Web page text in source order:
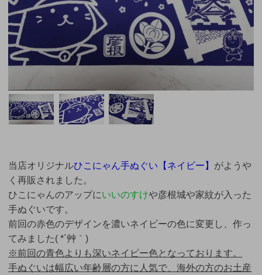
当店オリジナルひこにゃん手ぬぐい【ネイビー】 がようや
く再販されました。
ひこにゃんのアップにいいのすけや彦根城や家紋が入った
手ぬぐいです。
前回の赤色のデザインを濃いネイビーの色に変更し、作っ
てみました( *´艸｀)
※前回の青色よりも深いネイビー色となっております。
手ぬぐいは幅広い年齢層の方に人気で、海外の方のお土産